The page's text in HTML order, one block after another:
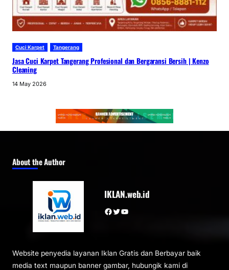
Cuci Karpet Tangerang
Jasa Cuci Karpet Tangerang Profesional dan Bergaransi Bersih | Kenzo
Cleaning
14 May 2026
About the Author
IKLAN.web.id
Facebook Twitter YouTube
Website penyedia layanan Iklan Gratis dan Berbayar baik
media text maupun banner gambar, hubungik kami di